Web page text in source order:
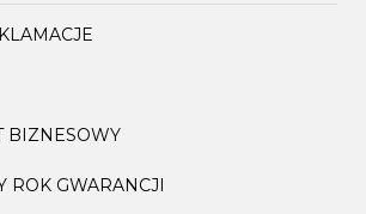
BIZNESOWY
ROK GWARANCJI